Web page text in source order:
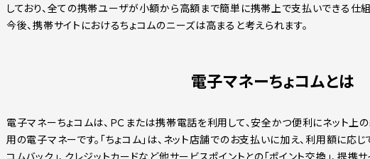
しており、全ての携帯ユーザが小額から高額まで簡単に携帯上で支払いできる仕
今後、携帯サイトにおけるちょコムのニーズは高まると考えられます。
電子マネーちょコムとは
電子マネーちょコムは、ＰＣまたは携帯電話を利用して、安全かつ便利にネット
用の電子マネーです。「ちょコム」は、ネット店舗でのお支払いに加え、利用額に応
コムバック」、クレジットカードなど他サービスポイントとの「ポイント交換」、提